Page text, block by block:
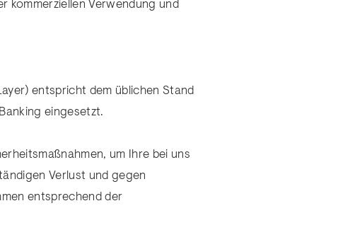
kommerziellen Verwendung und
entspricht dem üblichen Stand
eingesetzt.
um Ihre bei uns
Verlust und gegen
entsprechend der